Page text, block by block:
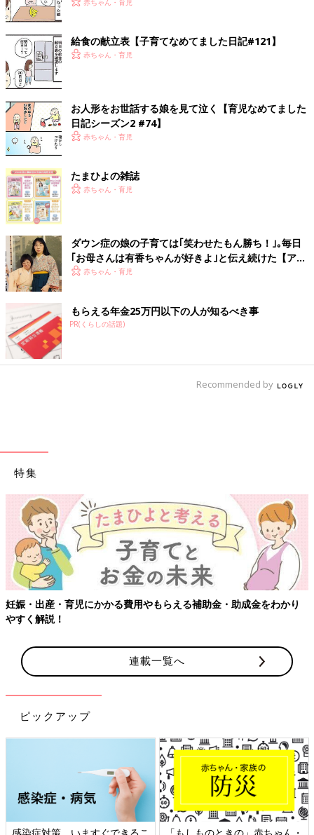
赤ちゃん・育児
給食の献立表【子育てなめてました日記#121】
赤ちゃん・育児
お人形をお世話する娘を見て泣く【育児なめてました
日記シーズン2 #74】
赤ちゃん・育児
たまひよの雑誌
赤ちゃん・育児
ダウン症の娘の子育ては｢笑わせたもん勝ち！｣｡毎日
｢お母さんは有香ちゃんが好きよ｣と伝え続けた【アマ
チュア落語家・村上有香】
赤ちゃん・育児
もらえる年金25万円以下の人が知るべき事
PR(くらしの話題)
Recommended by
特集
妊娠・出産・育児にかかる費用やもらえる補助金・助成金をわかり
やすく解説！
連載一覧へ
ピックアップ